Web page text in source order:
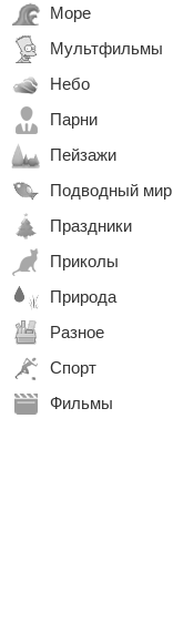
Море
Мультфильмы
Небо
Парни
Пейзажи
Подводный мир
Праздники
Приколы
Природа
Разное
Спорт
Фильмы